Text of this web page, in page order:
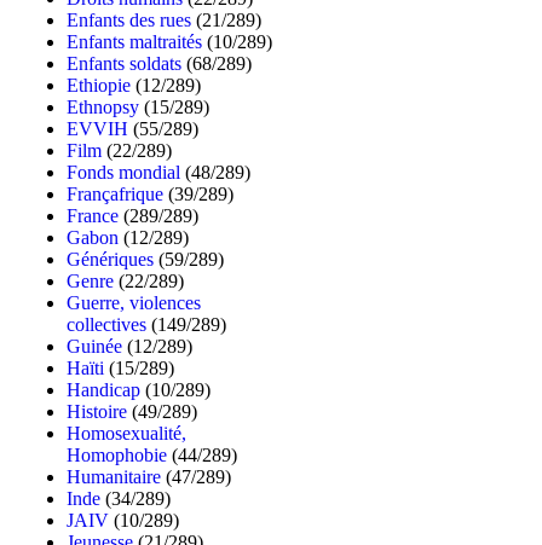
Enfants des rues (21/289)
Enfants maltraités (10/289)
Enfants soldats (68/289)
Ethiopie (12/289)
Ethnopsy (15/289)
EVVIH (55/289)
Film (22/289)
Fonds mondial (48/289)
Françafrique (39/289)
France (289/289)
Gabon (12/289)
Génériques (59/289)
Genre (22/289)
Guerre, violences
collectives (149/289)
Guinée (12/289)
Haïti (15/289)
Handicap (10/289)
Histoire (49/289)
Homosexualité,
Homophobie (44/289)
Humanitaire (47/289)
Inde (34/289)
JAIV (10/289)